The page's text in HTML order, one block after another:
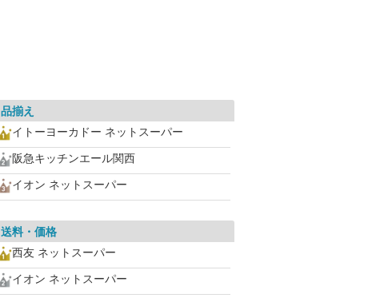
品揃え
イトーヨーカドー ネットスーパー
阪急キッチンエール関西
イオン ネットスーパー
送料・価格
西友 ネットスーパー
イオン ネットスーパー